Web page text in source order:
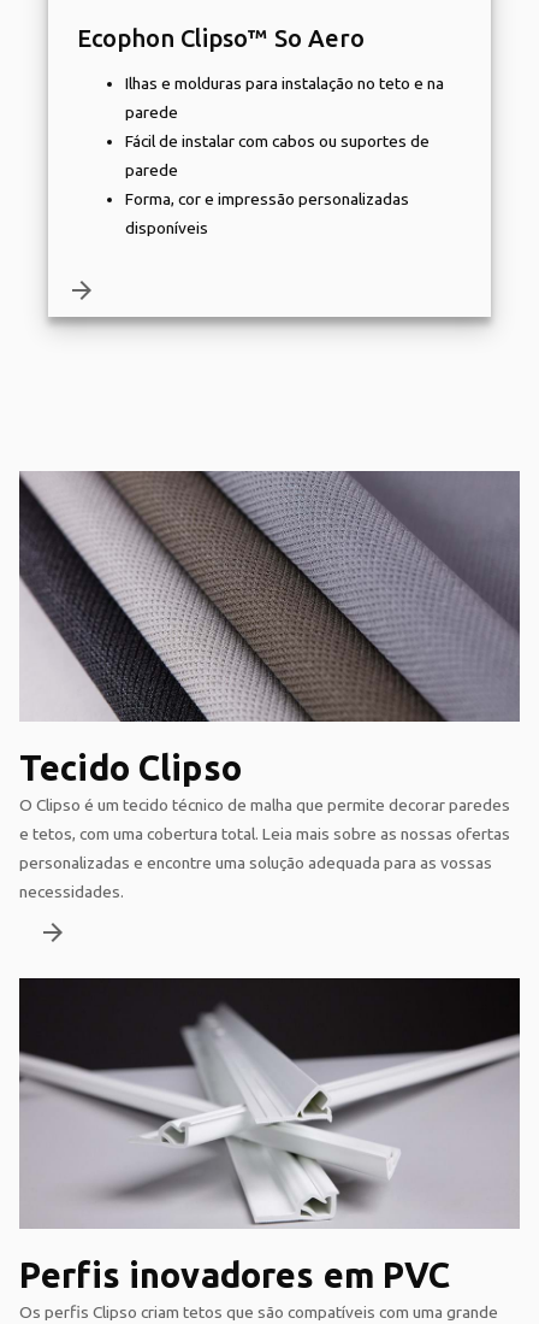
Ecophon Clipso™ So Aero
Ilhas e molduras para instalação no teto e na
parede
Fácil de instalar com cabos ou suportes de
parede
Forma, cor e impressão personalizadas
disponíveis
arrow_forward
Tecido Clipso
O Clipso é um tecido técnico de malha que permite decorar paredes
e tetos, com uma cobertura total. Leia mais sobre as nossas ofertas
personalizadas e encontre uma solução adequada para as vossas
necessidades.
arrow_forward
Perfis inovadores em PVC
Os perfis Clipso criam tetos que são compatíveis com uma grande